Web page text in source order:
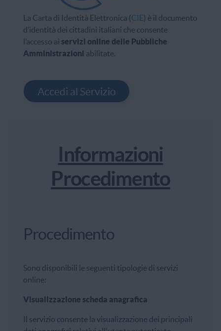
La Carta di Identità Elettronica (CIE) è il documento
d’identità dei cittadini italiani che consente
l’accesso ai servizi online delle Pubbliche
Amministrazioni abilitate.
Accedi al Servizio
Informazioni
Procedimento
Procedimento
Sono disponibili le seguenti tipologie di servizi
online:
Visualizzazione scheda anagrafica
Il servizio consente la visualizzazione dei principali